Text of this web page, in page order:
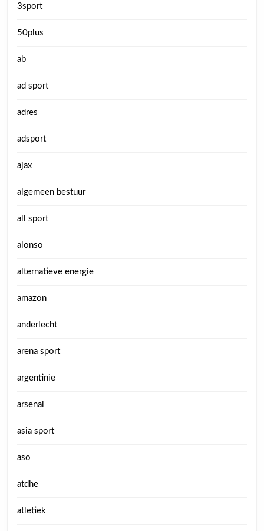
3sport
50plus
ab
ad sport
adres
adsport
ajax
algemeen bestuur
all sport
alonso
alternatieve energie
amazon
anderlecht
arena sport
argentinie
arsenal
asia sport
aso
atdhe
atletiek